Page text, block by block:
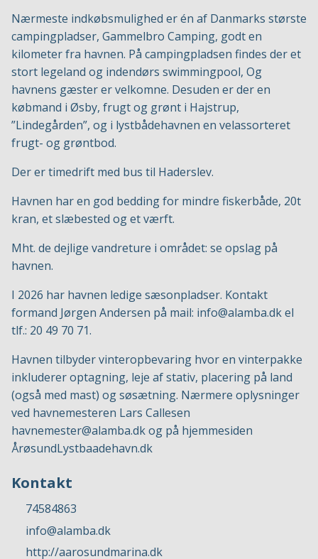
Nærmeste indkøbsmulighed er én af Danmarks største
campingpladser, Gammelbro Camping, godt en
kilometer fra havnen. På campingpladsen findes der et
stort legeland og indendørs swimmingpool, Og
havnens gæster er velkomne. Desuden er der en
købmand i Øsby, frugt og grønt i Hajstrup,
”Lindegården”, og i lystbådehavnen en velassorteret
frugt- og grøntbod.
Der er timedrift med bus til Haderslev.
Havnen har en god bedding for mindre fiskerbåde, 20t
kran, et slæbested og et værft.
Mht. de dejlige vandreture i området: se opslag på
havnen.
I 2026 har havnen ledige sæsonpladser. Kontakt
formand Jørgen Andersen på mail: info@alamba.dkel
tlf.: 20 49 70 71.
Havnen tilbyder vinteropbevaring hvor en vinterpakke
inkluderer optagning, leje af stativ, placering på land
(også med mast) og søsætning. Nærmere oplysninger
ved havnemesteren Lars Callesen
havnemester@alamba.dkog på hjemmesiden
ÅrøsundLystbaadehavn.dk
Kontakt
74584863
info@alamba.dk
http://aarosundmarina.dk